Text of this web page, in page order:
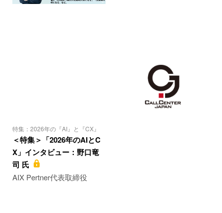
特集：2026年の『AI』と『CX』
＜特集＞「2026年のAIとC
X」インタビュー：野口竜
司 氏
AIX Pertner代表取締役